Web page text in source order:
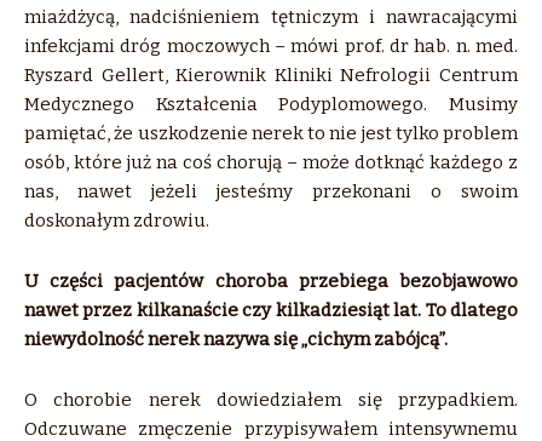
miażdżycą, nadciśnieniem tętniczym i nawracającymi
infekcjami dróg moczowych – mówi prof. dr hab. n. med.
Ryszard Gellert, Kierownik Kliniki Nefrologii Centrum
Medycznego Kształcenia Podyplomowego. Musimy
pamiętać, że uszkodzenie nerek to nie jest tylko problem
osób, które już na coś chorują – może dotknąć każdego z
nas, nawet jeżeli jesteśmy przekonani o swoim
doskonałym zdrowiu.
U części pacjentów choroba przebiega bezobjawowo
nawet przez kilkanaście czy kilkadziesiąt lat. To dlatego
niewydolność nerek nazywa się „cichym zabójcą”.
O chorobie nerek dowiedziałem się przypadkiem.
Odczuwane zmęczenie przypisywałem intensywnemu